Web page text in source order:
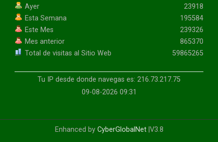
Ayer
Esta Semana
Este Mes
Mes anterior
Total de visitas al Sitio Web
23918
195584
239326
865370
59865265
Tu IP desde donde navegas es: 216.73.217.75
09-08-2026 09:31
Enhanced by CyberGlobalNet|V3.8